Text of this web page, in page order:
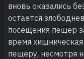
вновь оказались
остается
посещения пещер
время
пещеру, несмотря